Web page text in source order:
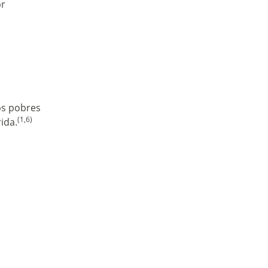
pobres
(1,6)